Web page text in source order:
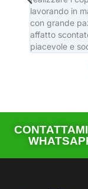
lavorando in
con grande
affatto
piacevole e